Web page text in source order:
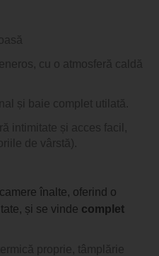
înalte, oferind o
și se vinde complet